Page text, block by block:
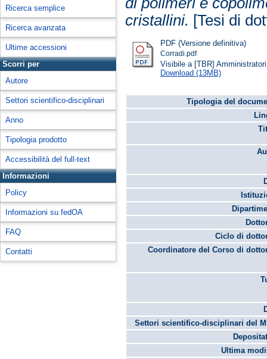
Ricerca semplice
Ricerca avanzata
Ultime accessioni
Scorri per
Autore
Settori scientifico-disciplinari
Anno
Tipologia prodotto
Accessibilità del full-text
Informazioni
Policy
Informazioni su fedOA
FAQ
Contatti
cristallini. [Tesi di
PDF (Versione definitiva)
Corradi.pdf
Visibile a [TBR]
Download (13MB)
Tipologia del
Ciclo di
Coordinatore del Corso di
Settori scientifico-disciplinari del
Ultima